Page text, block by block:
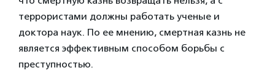
террористами должны работать ученые и
доктора наук. По ее мнению, смертная казнь не
является эффективным способом борьбы с
преступностью.